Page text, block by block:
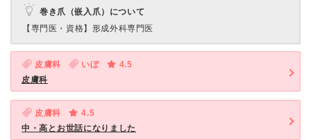
巻き爪（嵌入爪）について
【専門医・資格】 形成外科専門医
皮膚科 いぼ
4.5
皮膚科
皮膚科
4.5
中・高とお世話になりました